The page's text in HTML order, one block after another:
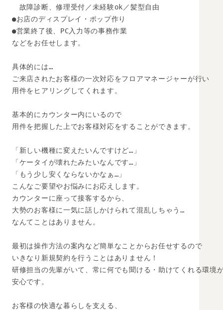
故障診断、修理受付／未経験ok／髪型自由
●お店のディスプレイ・ポップ作り
●営業終了後、PC入力等の事務作業
などをお任せします。
具体的には…
ご来店されたお客様の一次対応をフロアマネージャーが行い
用件をヒアリングしてくれます。
基本的にカウンター内にいるので
用件を把握した上でお客様対応をすることができます。
「新しい機種に変えたいんですけど…」
「ケータイが壊れたみたいなんです…」
「もう少し安くならないかなぁ…」
こんなご要望やお悩みにお応えします。
カウンターに座って接客するから、
大勢のお客様に一気に話しかけられて混乱しちゃう…
なんてことはありません。
最初は操作方法の案内など簡単なことからお任せするので
いきなり新規契約を行うことはありません！
研修担当の先輩がいて、常に何でも聞ける・助けてくれる環境
安心です。
お客様の快適な暮らしを支える、